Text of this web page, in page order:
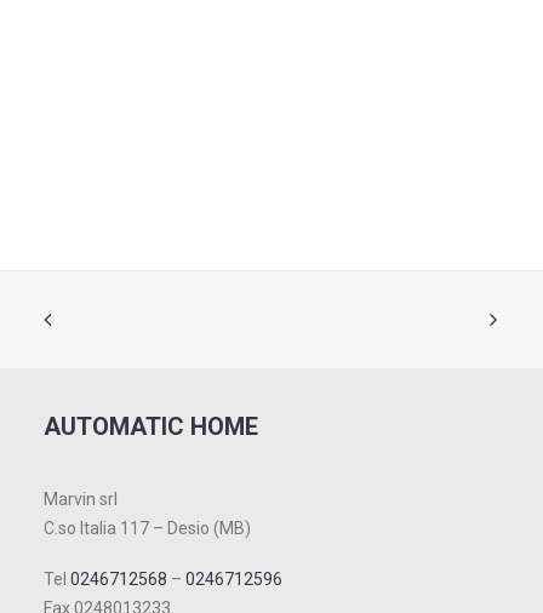
AUTOMATIC HOME
Marvin srl
C.so Italia 117 – Desio (MB)
Tel 0246712568 – 0246712596
Fax 0248013233